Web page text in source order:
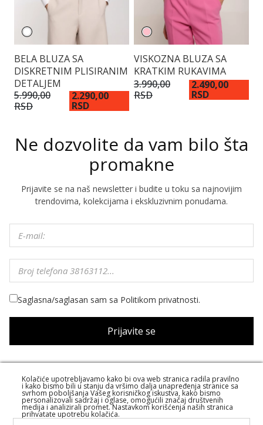
BELA BLUZA SA
DISKRETNIM PLISIRANIM
DETALJEM
5.990,00
RSD
2.290,00
RSD
VISKOZNA BLUZA SA
KRATKIM RUKAVIMA
3.990,00
RSD
2.490,00
RSD
Ne dozvolite da vam bilo šta
promakne
Prijavite se na naš newsletter i budite u toku sa najnovijim
trendovima, kolekcijama i ekskluzivnim ponudama.
Saglasna/saglasan sam sa Politikom privatnosti.
Prijavite se
O NAMA
PRODAJNA MESTA
Kolačiće upotrebljavamo kako bi ova web stranica radila pravilno
i kako bismo bili u stanju da vršimo dalja unapređenja stranice sa
svrhom poboljšanja Vašeg korisničkog iskustva, kako bismo
personalizovali sadržaj i oglase, omogućili značaj društvenih
medija i analizirali promet. Nastavkom korišćenja naših stranica
prihvatate upotrebu kolačića.